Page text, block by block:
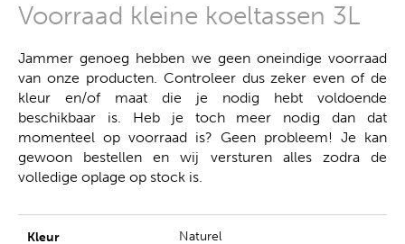
Voorraad kleine koeltassen 3L
Jammer genoeg hebben we geen oneindige voorraad
van onze producten. Controleer dus zeker even of de
kleur en/of maat die je nodig hebt voldoende
beschikbaar is. Heb je toch meer nodig dan dat
momenteel op voorraad is? Geen probleem! Je kan
gewoon bestellen en wij versturen alles zodra de
volledige oplage op stock is.
Naturel